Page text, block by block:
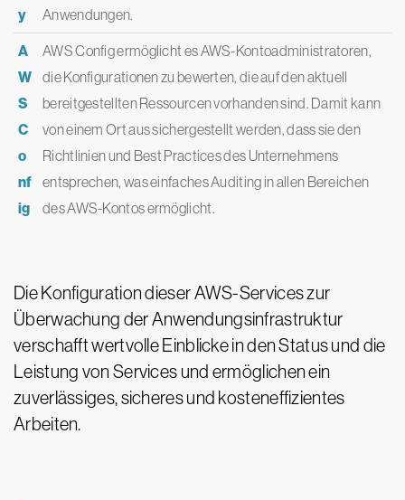
y
Anwendungen.
A
W
S
C
o
nf
ig
AWS Config ermöglicht es AWS-Kontoadministratoren,
die Konfigurationen zu bewerten, die auf den aktuell
bereitgestellten Ressourcen vorhanden sind. Damit kann
von einem Ort aus sichergestellt werden, dass sie den
Richtlinien und Best Practices des Unternehmens
entsprechen, was einfaches Auditing in allen Bereichen
des AWS-Kontos ermöglicht.
Die Konfiguration dieser AWS-Services zur
Überwachung der Anwendungsinfrastruktur
verschafft wertvolle Einblicke in den Status und die
Leistung von Services und ermöglichen ein
zuverlässiges, sicheres und kosteneffizientes
Arbeiten.